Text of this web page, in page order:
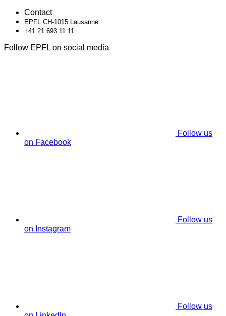
Contact
EPFL CH-1015 Lausanne
+41 21 693 11 11
Follow EPFL on social media
Follow us
on Facebook
Follow us
on Instagram
Follow us